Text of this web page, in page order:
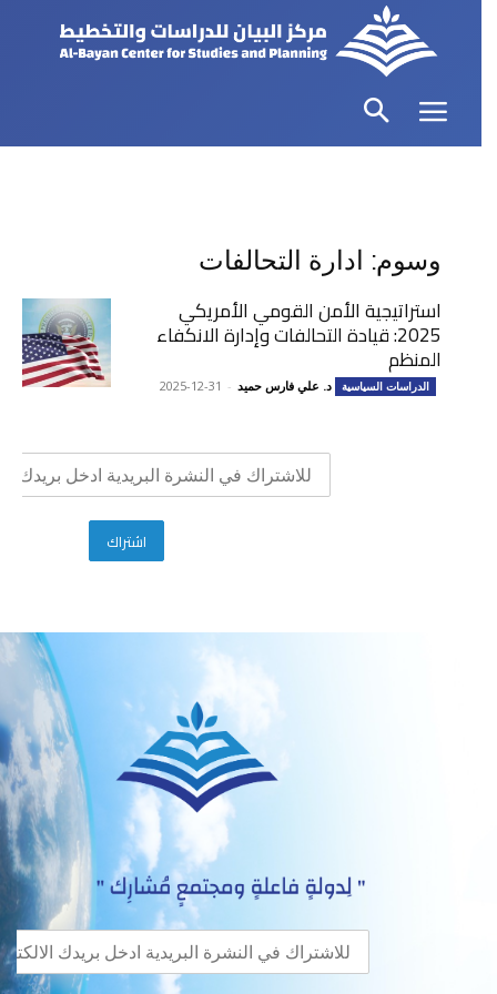
وسوم: ادارة التحالفات
استراتيجية الأمن القومي الأمريكي
2025: قيادة التحالفات وإدارة الانكفاء
المنظم
الدراسات السياسية د. علي فارس حميد -
2025-12-31